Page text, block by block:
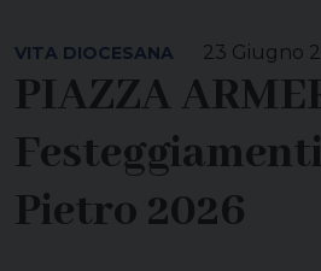
23 Giugno
VITA DIOCESANA
PIAZZA
Pietro 2026